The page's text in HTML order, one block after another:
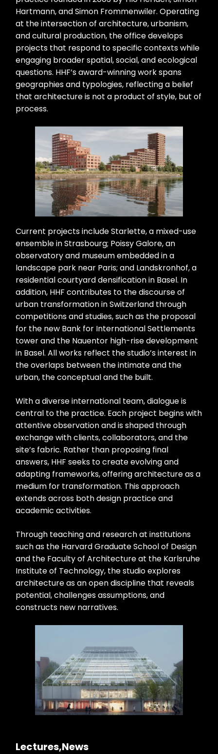
Hartmann, and Simon Frommenwiler. Operating
at the intersection of architecture, urbanism,
and cultural production, the office develops
projects that respond to specific contexts while
engaging broader spatial, social, and ecological
questions. HHF’s award-winning work spans
geographies and typologies, reflecting a belief
that architecture is not a product of style, but of
process.
Current projects include Starlette, a mixed-use
ensemble in Strasbourg; Poissy Galore, an
observatory and museum embedded in a
landscape park near Paris; and Landskronhof, a
residential courtyard densification in Basel. In
addition, HHF contributes to the discourse of
urban transformation in Switzerland through
competitions and studies, such as the proposal
for the new Bank for International Settlements
tower and the Nauentor high-rise development
in Basel. All works reflect the studio’s interest in
the overlaps between the intimate and the
urban, the conceptual and the built.
With a diverse international team, dialogue is
central to the practice. Each project begins with
attentive observation and is shaped through
exchange with clients, collaborators, and the
site’s fabric. Rather than proposing final
answers, HHF seeks to create evolving and
adapting frameworks, offering architecture as a
medium for transformation. This approach
extends across both design practice and
academic activities.
Through teaching and research at institutions
such as the Harvard Graduate School of Design
and the Faculty of Architecture at the Karlsruhe
Institute of Technology, the studio explores
architecture as an open discipline that reveals
potential, challenges assumptions, and
constructs new narratives.
Lectures News